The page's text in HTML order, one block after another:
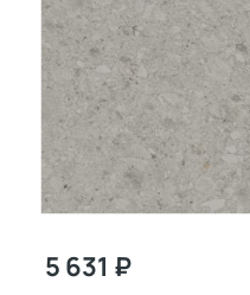
5 631 ₽